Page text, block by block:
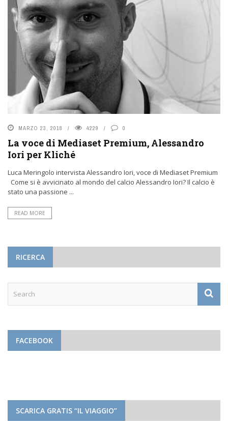
MARZO 23, 2018 4229 0
La voce di Mediaset Premium, Alessandro
Iori per Kliché
Luca Meringolo intervista Alessandro Iori, voce di Mediaset Premium
Come si è avvicinato al mondo del calcio Alessandro Iori? Il calcio è
stato una passione ...
READ MORE
RICERCA
FACEBOOK
SCARICA GRATIS “IL VIAGGIO”